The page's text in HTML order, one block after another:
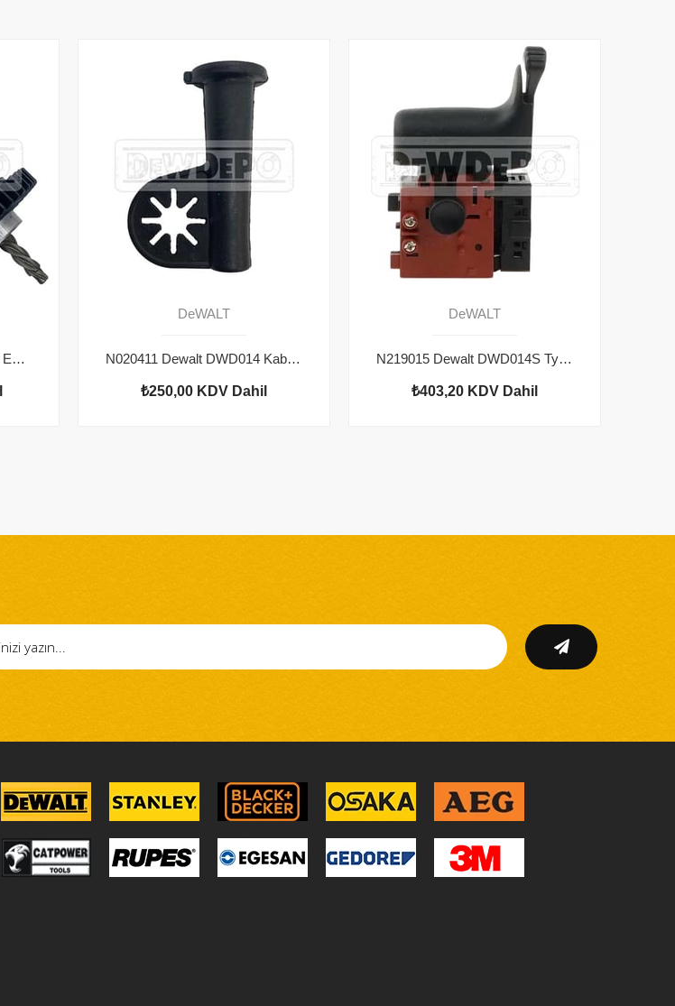
N022041 Dewalt DWD014S Endüvi
DeWALT
N020411 Dewalt DWD014 Kablo Koruyucu
₺250,00 KDV Dahil
DeWALT
N219015 Dewalt DWD014S Type 2 Şalter
₺403,20 KDV Dahil